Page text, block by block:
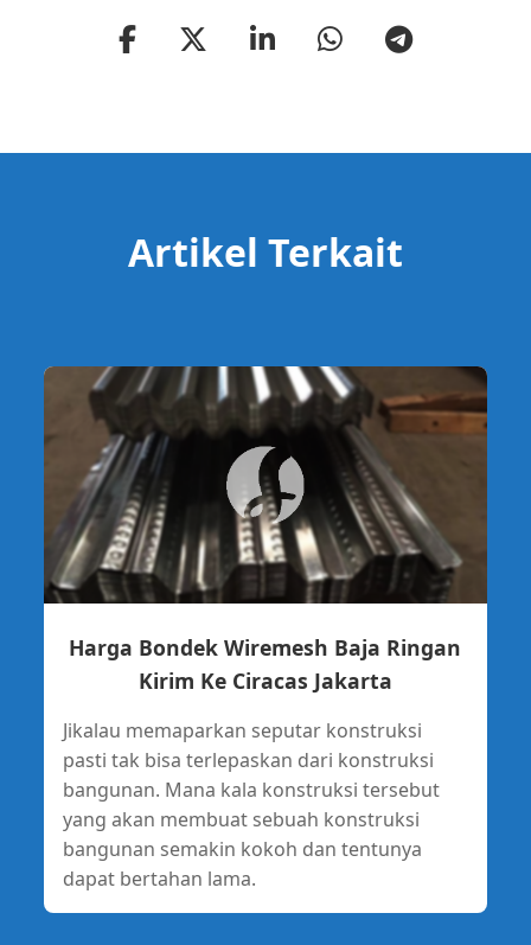
Artikel Terkait
Harga Bondek Wiremesh Baja Ringan
Kirim Ke Ciracas Jakarta
Jikalau memaparkan seputar konstruksi
pasti tak bisa terlepaskan dari konstruksi
bangunan. Mana kala konstruksi tersebut
yang akan membuat sebuah konstruksi
bangunan semakin kokoh dan tentunya
dapat bertahan lama.